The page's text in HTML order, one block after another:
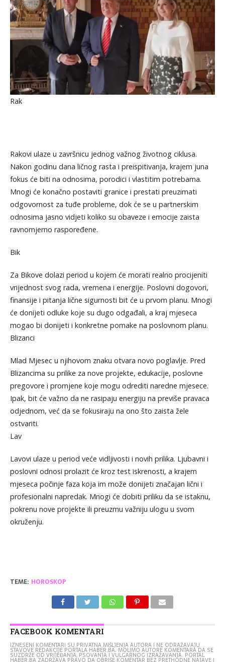
Rak
Rakovi ulaze u završnicu jednog važnog životnog ciklusa.
Nakon godinu dana ličnog rasta i preispitivanja, krajem juna
fokus će biti na odnosima, porodici i vlastitim potrebama.
Mnogi će konačno postaviti granice i prestati preuzimati
odgovornost za tuđe probleme, dok će se u partnerskim
odnosima jasno vidjeti koliko su obaveze i emocije zaista
ravnomjerno raspoređene.
Bik
Za Bikove dolazi period u kojem će morati realno procijeniti
vrijednost svog rada, vremena i energije. Poslovni dogovori,
finansije i pitanja lične sigurnosti bit će u prvom planu. Mnogi
će donijeti odluke koje su dugo odgađali, a kraj mjeseca
mogao bi donijeti i konkretne pomake na poslovnom planu.
Blizanci
Mlad Mjesec u njihovom znaku otvara novo poglavlje. Pred
Blizancima su prilike za nove projekte, edukacije, poslovne
pregovore i promjene koje mogu odrediti naredne mjesece.
Ipak, bit će važno da ne rasipaju energiju na previše pravaca
odjednom, već da se fokusiraju na ono što zaista žele
ostvariti.
Lav
Lavovi ulaze u period veće vidljivosti i novih prilika. Ljubavni i
poslovni odnosi prolazit će kroz test iskrenosti, a krajem
mjeseca počinje faza koja im može donijeti značajan lični i
profesionalni napredak. Mnogi će dobiti priliku da se istaknu,
pokrenu nove projekte ili preuzmu važniju ulogu u svom
okruženju.
TEME: HOROSKOP
FACEBOOK KOMENTARI
IZNESENI KOMENTARI SU PRIVATNA MIŠLJENJA AUTORA I NE ODRAŽAVAJU
STAVOVE REDAKCIJE PORTALA HABER.BA. MOLIMO AUTORE KOMENTARA DA SE
SUZDRŽE OD VRIJEĐANJA, PSOVANJA I VULGARNOG IZRAŽAVANJA. PORTAL